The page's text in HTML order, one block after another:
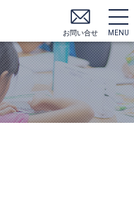
お問い合せ MENU